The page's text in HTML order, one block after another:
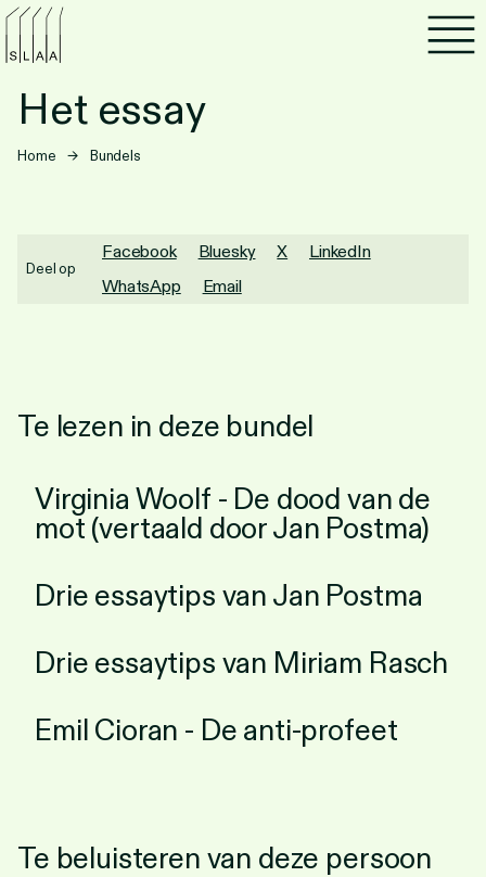
Het essay
Home → Bundels
Deel op
Facebook Bluesky X
LinkedIn
WhatsApp
Email
Te lezen in deze bundel
Virginia Woolf - De dood van de
mot (vertaald door Jan Postma)
Drie essaytips van Jan Postma
Drie essaytips van Miriam Rasch
Emil Cioran - De anti-profeet
Te beluisteren van deze persoon
Agenda
Programma's
Lezen
Luisteren
Nieuwsbrief
Personen
Toegankelijkheid
Stadsdichter